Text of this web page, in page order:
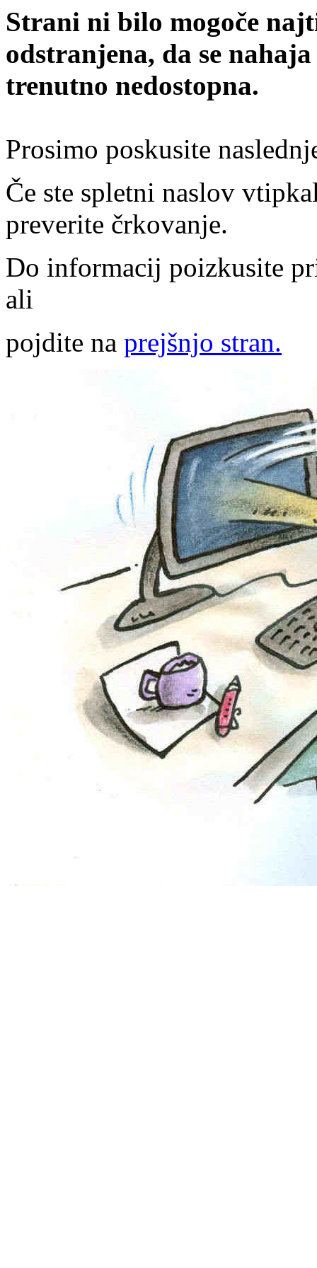
Strani ni bilo mogoče
odstranjena, da se
trenutno nedostopna.
Prosimo poskusite
Če ste spletni naslov
preverite črkovanje.
Do informacij poizkusite
ali
pojdite na prejšnjo stran.